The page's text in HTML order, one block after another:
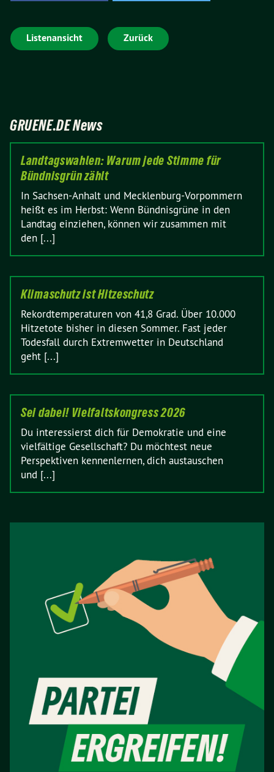
Listenansicht Zurück
GRUENE.DE News
Landtagswahlen: Warum jede Stimme für
Bündnisgrün zählt
In Sachsen-Anhalt und Mecklenburg-Vorpommern
heißt es im Herbst: Wenn Bündnisgrüne in den
Landtag einziehen, können wir zusammen mit
den [...]
Klimaschutz ist Hitzeschutz
Rekordtemperaturen von 41,8 Grad. Über 10.000
Hitzetote bisher in diesen Sommer. Fast jeder
Todesfall durch Extremwetter in Deutschland
geht [...]
Sei dabei! Vielfaltskongress 2026
Du interessierst dich für Demokratie und eine
vielfältige Gesellschaft? Du möchtest neue
Perspektiven kennenlernen, dich austauschen
und [...]